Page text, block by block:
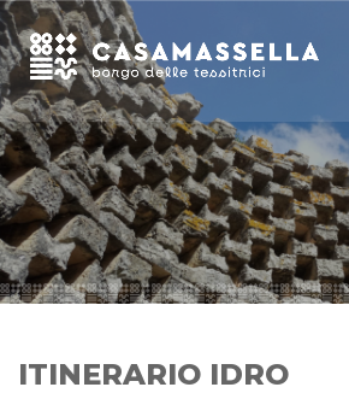
ITINERARIO IDRO